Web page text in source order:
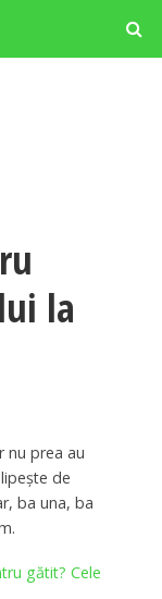
la
nu prea au
de
ba una, ba
gătit? Cele